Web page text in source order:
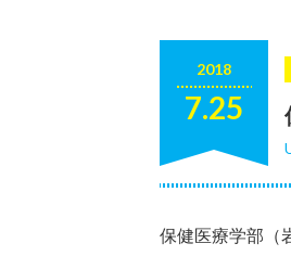
2018
7.25
保健医療学部（